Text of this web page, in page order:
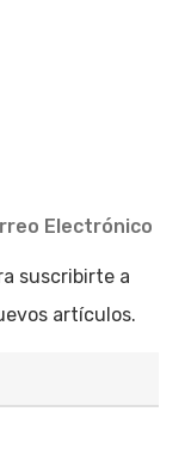
Electrónico
suscribirte a
artículos.